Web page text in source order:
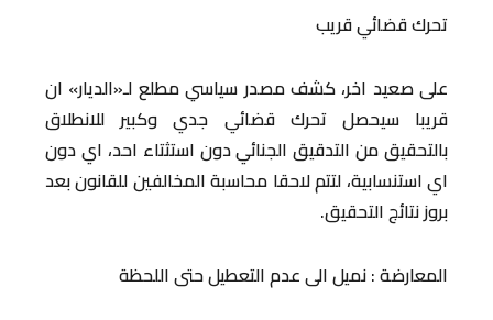
تحرك قضائي قريب
على صعيد اخر، كشف مصدر سياسي مطلع لـ«الديار» ان
قريبا سيحصل تحرك قضائي جدي وكبير للانطلاق
بالتحقيق من التدقيق الجنائي دون استثتاء احد، اي دون
اي استنسابية، لتتم لاحقا محاسبة المخالفين للقانون بعد
بروز نتائج التحقيق.
المعارضة : نميل الى عدم التعطيل حتى اللحظة